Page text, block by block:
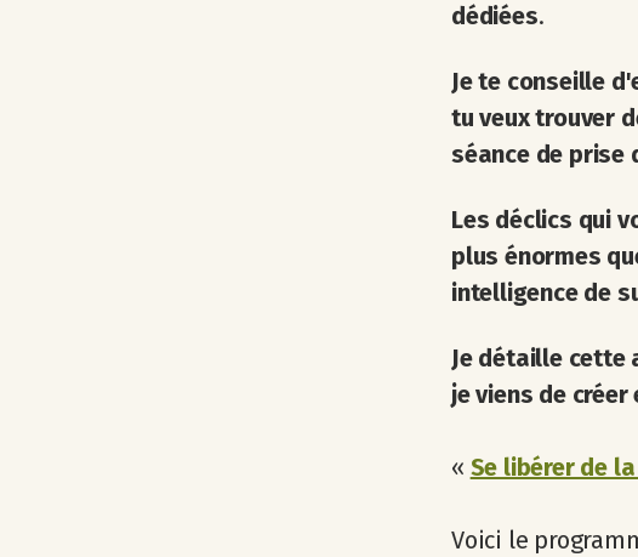
dédiées.
Je te conseille
tu veux trouver
séance de prise
Les déclics qui
plus énormes
intelligence de
Je détaille cette
je viens de
« Se libérer de
Voici le